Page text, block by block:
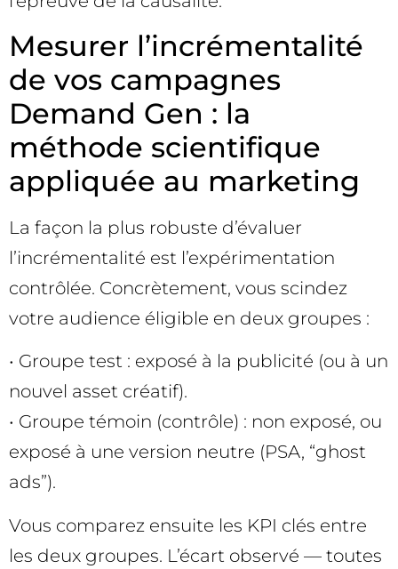
Mesurer l’incrémentalité
de vos campagnes
Demand Gen : la
méthode scientifique
appliquée au marketing
La façon la plus robuste d’évaluer
l’incrémentalité est l’expérimentation
contrôlée. Concrètement, vous scindez
votre audience éligible en deux groupes :
• Groupe test : exposé à la publicité (ou à un
nouvel asset créatif).
• Groupe témoin (contrôle) : non exposé, ou
exposé à une version neutre (PSA, “ghost
ads”).
Vous comparez ensuite les KPI clés entre
les deux groupes. L’écart observé — toutes